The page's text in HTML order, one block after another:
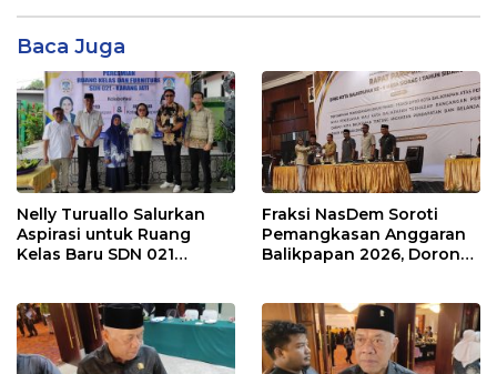
Baca Juga
Nelly Turuallo Salurkan
Aspirasi untuk Ruang
Kelas Baru SDN 021
Fraksi NasDem Soroti
Pemangkasan Anggaran
Balikpapan 2026, Dorong